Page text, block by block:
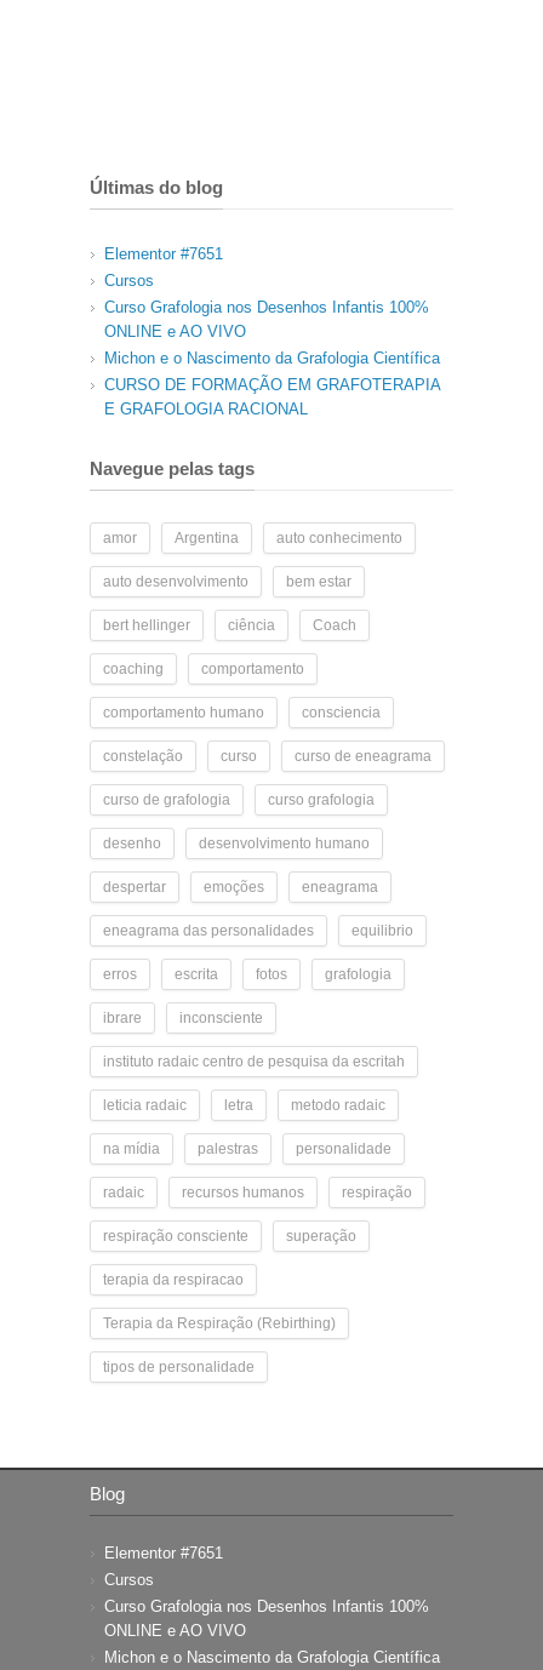
Últimas do blog
Elementor #7651
Cursos
Curso Grafologia nos Desenhos Infantis 100%
ONLINE e AO VIVO
Michon e o Nascimento da Grafologia Científica
CURSO DE FORMAÇÃO EM GRAFOTERAPIA
E GRAFOLOGIA RACIONAL
Navegue pelas tags
amor Argentina auto conhecimento
auto desenvolvimento bem estar
bert hellinger ciência Coach
coaching comportamento
comportamento humano consciencia
constelação curso curso de eneagrama
curso de grafologia curso grafologia
desenho desenvolvimento humano
despertar emoções eneagrama
eneagrama das personalidades equilibrio
erros escrita fotos grafologia
ibrare inconsciente
instituto radaic centro de pesquisa da escritah
leticia radaic letra metodo radaic
na mídia palestras personalidade
radaic recursos humanos respiração
respiração consciente superação
terapia da respiracao
Terapia da Respiração (Rebirthing)
tipos de personalidade
Blog
Elementor #7651
Cursos
Curso Grafologia nos Desenhos Infantis 100%
ONLINE e AO VIVO
Michon e o Nascimento da Grafologia Científica